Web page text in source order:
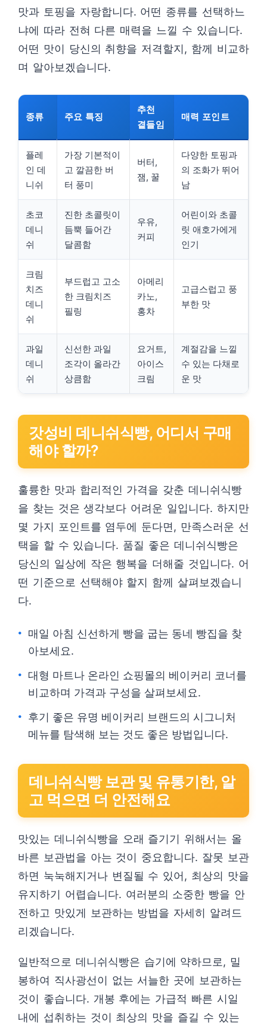
맛과 토핑을 자랑합니다. 어떤 종류를 선택하느
냐에 따라 전혀 다른 매력을 느낄 수 있습니다.
어떤 맛이 당신의 취향을 저격할지, 함께 비교하
며 알아보겠습니다.
종류 주요 특징
추천
곁들임
매력 포인트
플레
인 데
니쉬
가장 기본적이
고 깔끔한 버
터 풍미
버터,
잼, 꿀
다양한 토핑과
의 조화가 뛰어
남
초코
데니
쉬
진한 초콜릿이
듬뿍 들어간
달콤함
우유,
커피
어린이와 초콜
릿 애호가에게
인기
크림
치즈
데니
쉬
부드럽고 고소
한 크림치즈
필링
아메리
카노,
홍차
고급스럽고 풍
부한 맛
과일
데니
쉬
신선한 과일
조각이 올라간
상큼함
요거트,
아이스
크림
계절감을 느낄
수 있는 다채로
운 맛
갓성비 데니쉬식빵, 어디서 구매
해야 할까?
훌륭한 맛과 합리적인 가격을 갖춘 데니쉬식빵
을 찾는 것은 생각보다 어려운 일입니다. 하지만
몇 가지 포인트를 염두에 둔다면, 만족스러운 선
택을 할 수 있습니다. 품질 좋은 데니쉬식빵은
당신의 일상에 작은 행복을 더해줄 것입니다. 어
떤 기준으로 선택해야 할지 함께 살펴보겠습니
다.
매일 아침 신선하게 빵을 굽는 동네 빵집을 찾
아보세요.
대형 마트나 온라인 쇼핑몰의 베이커리 코너를
비교하며 가격과 구성을 살펴보세요.
후기 좋은 유명 베이커리 브랜드의 시그니처
메뉴를 탐색해 보는 것도 좋은 방법입니다.
데니쉬식빵 보관 및 유통기한, 알
고 먹으면 더 안전해요
맛있는 데니쉬식빵을 오래 즐기기 위해서는 올
바른 보관법을 아는 것이 중요합니다. 잘못 보관
하면 눅눅해지거나 변질될 수 있어, 최상의 맛을
유지하기 어렵습니다. 여러분의 소중한 빵을 안
전하고 맛있게 보관하는 방법을 자세히 알려드
리겠습니다.
일반적으로 데니쉬식빵은 습기에 약하므로, 밀
봉하여 직사광선이 없는 서늘한 곳에 보관하는
것이 좋습니다. 개봉 후에는 가급적 빠른 시일
내에 섭취하는 것이 최상의 맛을 즐길 수 있는